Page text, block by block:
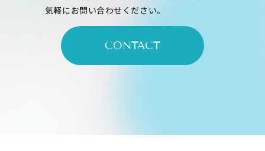
気軽にお問い合わせください。
CONTACT